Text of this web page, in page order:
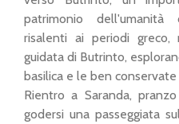
patrimonio dell'umanità
risalenti ai periodi greco,
guidata di Butrinto,
basilica e le ben
Rientro a Saranda,
godersi una passeggiata